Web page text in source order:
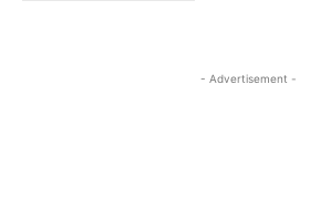
- Advertisement -